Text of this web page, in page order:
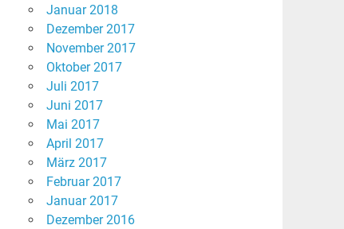
Januar 2018
Dezember 2017
November 2017
Oktober 2017
Juli 2017
Juni 2017
Mai 2017
April 2017
März 2017
Februar 2017
Januar 2017
Dezember 2016